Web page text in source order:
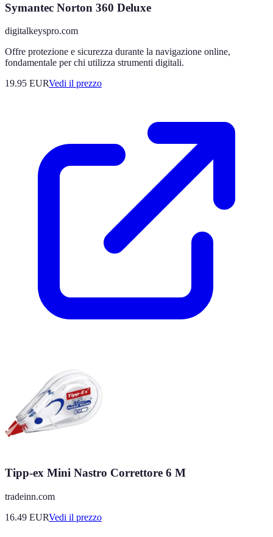
Symantec Norton 360 Deluxe
digitalkeyspro.com
Offre protezione e sicurezza durante la navigazione online,
fondamentale per chi utilizza strumenti digitali.
19.95 EURVedi il prezzo
Tipp-ex Mini Nastro Correttore 6 M
tradeinn.com
16.49 EURVedi il prezzo